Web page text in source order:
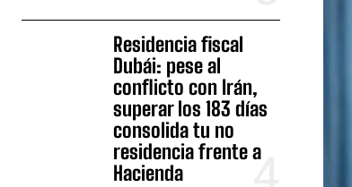
Residencia fiscal
Dubái: pese al
conflicto con Irán,
superar los 183 días
consolida tu no
residencia frente a
Hacienda